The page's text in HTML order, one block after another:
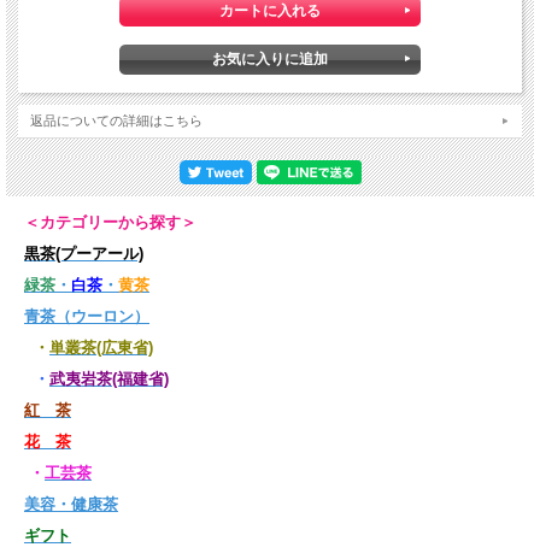
返品についての詳細はこちら
＜カテゴリーから探す＞
黒茶(プーアール)
緑茶 ・ 白茶 ・ 黄茶
青茶（ウーロン）
・ 単叢茶(広東省)
・ 武夷岩茶(福建省)
紅 茶
花 茶
・ 工芸茶
美容・健康茶
ギフト